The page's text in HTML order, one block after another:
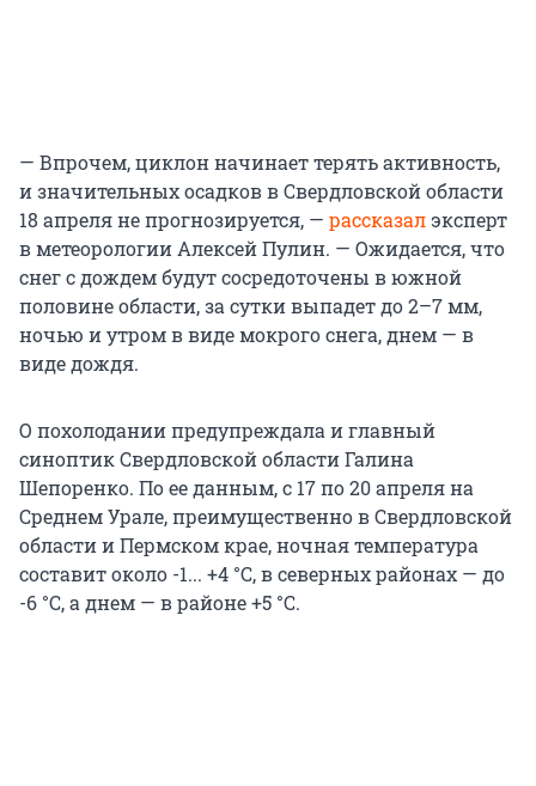
— Впрочем, циклон начинает терять активность,
и значительных осадков в Свердловской области
18 апреля не прогнозируется, — рассказалэксперт
в метеорологии Алексей Пулин. — Ожидается, что
снег с дождем будут сосредоточены в южной
половине области, за сутки выпадет до 2–7 мм,
ночью и утром в виде мокрого снега, днем — в
виде дождя.
О похолодании предупреждала и главный
синоптик Свердловской области Галина
Шепоренко. По ее данным, с 17 по 20 апреля на
Среднем Урале, преимущественно в Свердловской
области и Пермском крае, ночная температура
составит около -1... +4 °С, в северных районах — до
-6 °С, а днем — в районе +5 °С.